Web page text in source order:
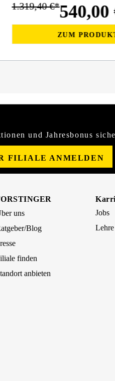
1.319,40 €*
ZUM
und Jahresbonus
FILIALE ANMELDEN
uns
Blog
finden
anbieten
Jobs
Lehre